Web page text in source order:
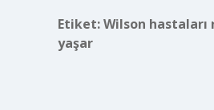
Etiket:Wilson hastaları
yaşar